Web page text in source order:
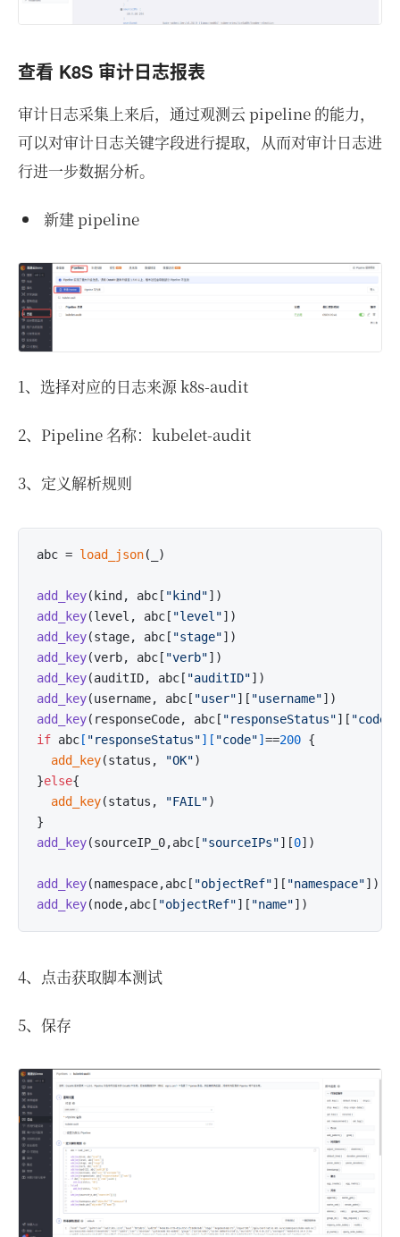
查看 K8S 审计日志报表
审计日志采集上来后，通过观测云 pipeline 的能力，
可以对审计日志关键字段进行提取，从而对审计日志进
行进一步数据分析。
新建 pipeline
1、选择对应的日志来源 k8s-audit
2、Pipeline 名称：kubelet-audit
3、定义解析规则
abc = load_json(_)
add_key(kind, abc[ "kind"])
add_key(level, abc[ "level"])
add_key(stage, abc[ "stage"])
add_key(verb, abc[ "verb"])
add_key(auditID, abc[ "auditID"])
add_key(username, abc[ "user"][ "username"])
add_key(responseCode, abc[ "responseStatus"][ "code"
if abc[ "responseStatus"] [ "code"]==200 {
add_key(status, "OK")
}else{
add_key(status, "FAIL")
add_key(sourceIP_0,abc[ "sourceIPs"][0])
add_key(namespace,abc[ "objectRef"][ "namespace"])
add_key(node,abc[ "objectRef"][ "name"])
4、点击获取脚本测试
5、保存